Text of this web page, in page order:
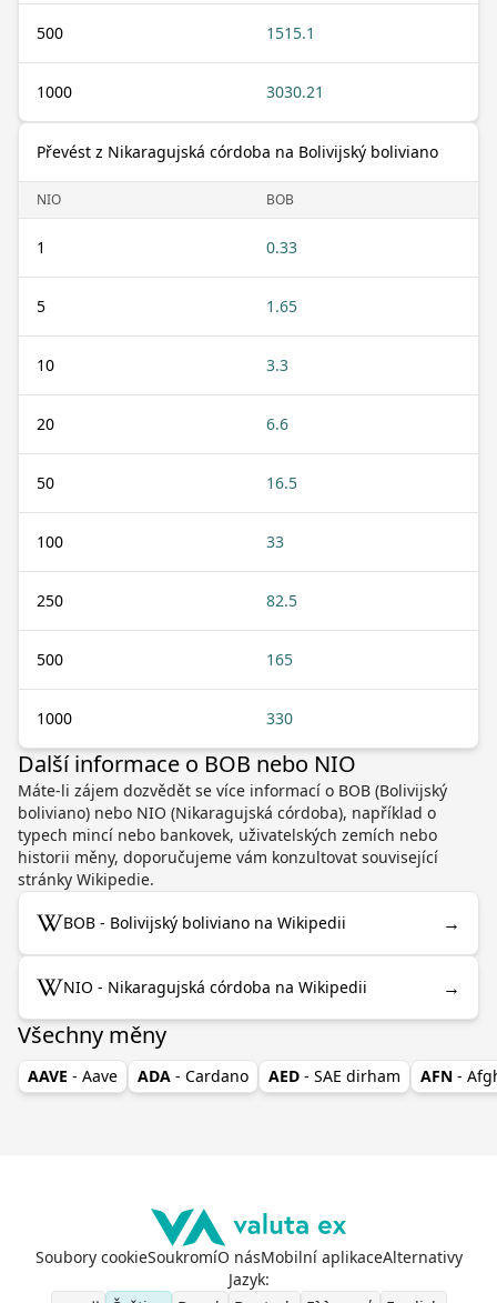
500 1515.1
1000 3030.21
Převést z Nikaragujská córdoba na Bolivijský boliviano
NIO BOB
1 0.33
5 1.65
10 3.3
20 6.6
50 16.5
100 33
250 82.5
500 165
1000 330
Další informace o BOB nebo NIO
Máte-li zájem dozvědět se více informací o BOB (Bolivijský
boliviano) nebo NIO (Nikaragujská córdoba), například o
typech mincí nebo bankovek, uživatelských zemích nebo
historii měny, doporučujeme vám konzultovat související
stránky Wikipedie.
BOB - Bolivijský boliviano na Wikipedii →
NIO - Nikaragujská córdoba na Wikipedii →
Všechny měny
AAVE - Aave ADA - Cardano AED - SAE dirham AFN -
Soubory cookieSoukromíO násMobilní aplikaceAlternativy
Jazyk: